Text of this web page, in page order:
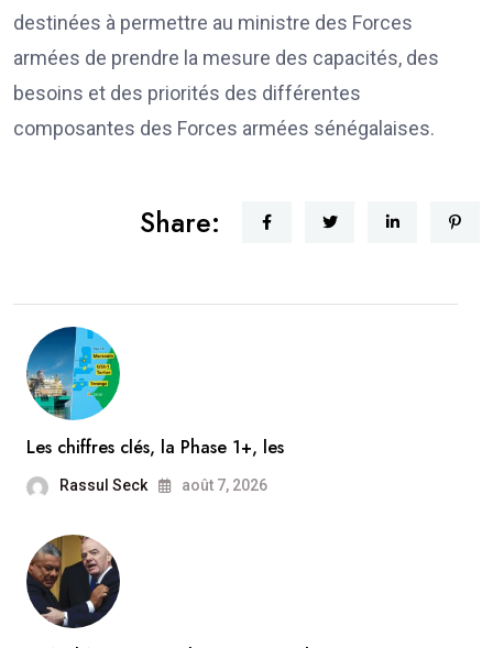
destinées à permettre au ministre des Forces
armées de prendre la mesure des capacités, des
besoins et des priorités des différentes
composantes des Forces armées sénégalaises.
Share:
Les chiffres clés, la Phase 1+, les
Rassul Seck août 7, 2026